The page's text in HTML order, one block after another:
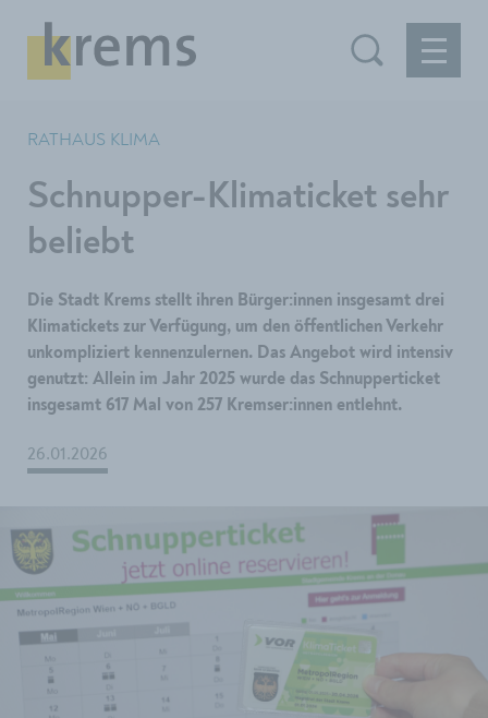
RATHAUS KLIMA
Schnupper-Klimaticket sehr
beliebt
Die Stadt Krems stellt ihren Bürger:innen insgesamt drei
Klimatickets zur Verfügung, um den öffentlichen Verkehr
unkompliziert kennenzulernen. Das Angebot wird intensiv
genutzt: Allein im Jahr 2025 wurde das Schnupperticket
insgesamt 617 Mal von 257 Kremser:innen entlehnt.
26.01.2026